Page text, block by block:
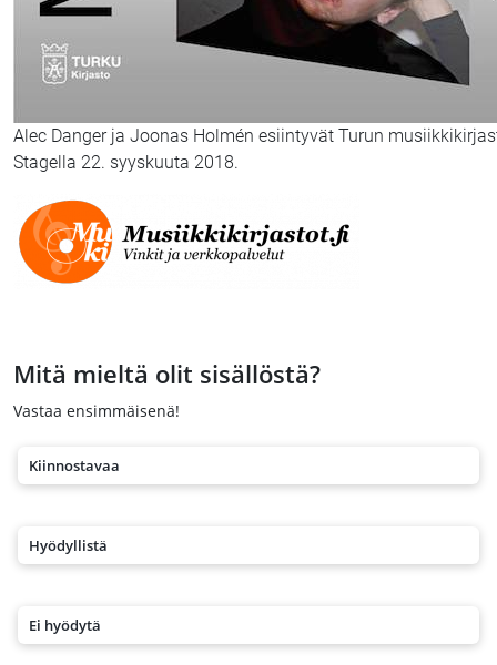
Alec Danger ja Joonas Holmén esiintyvät Turun
Stagella 22. syyskuuta 2018.
Mitä mieltä olit sisällöstä?
Vastaa ensimmäisenä!
Kiinnostavaa
Hyödyllistä
Ei hyödytä